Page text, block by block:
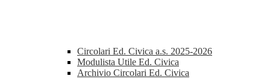
Circolari Ed. Civica a.s. 2025-2026
Modulista Utile Ed. Civica
Archivio Circolari Ed. Civica